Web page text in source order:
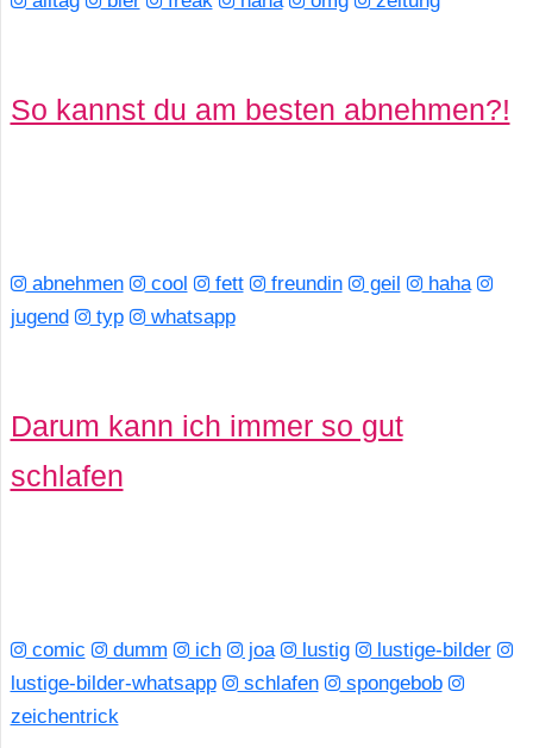
o
t
r
Wordpress
So kannst du am besten abnehmen?!
abnehmen cool fett freundin geil
haha
jugend
typ whatsapp
Darum kann ich immer so gut
schlafen
comic dumm ich joa lustig
lustige-bilder
lustige-bilder-whatsapp
schlafen
spongebob
zeichentrick